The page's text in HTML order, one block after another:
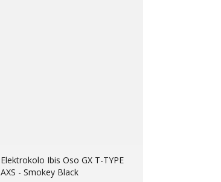
Elektrokolo Ibis Oso GX T-TYPE
AXS - Smokey Black